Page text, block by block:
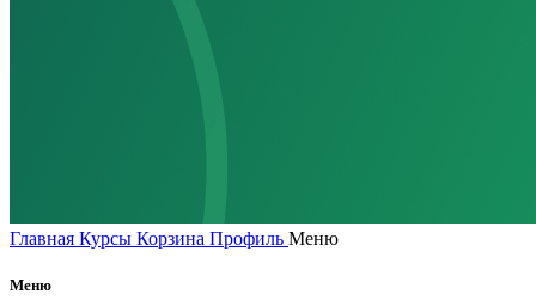
Главная Курсы Корзина Профиль Меню
Меню